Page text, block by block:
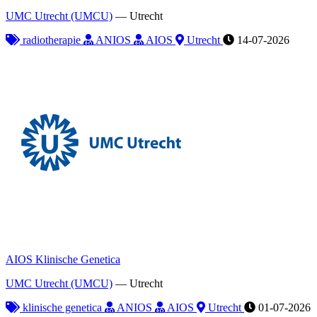
UMC Utrecht (UMCU) — Utrecht
radiotherapie
ANIOS AIOS Utrecht 14-07-2026
AIOS Klinische Genetica
UMC Utrecht (UMCU) — Utrecht
klinische genetica
ANIOS AIOS Utrecht 01-07-2026